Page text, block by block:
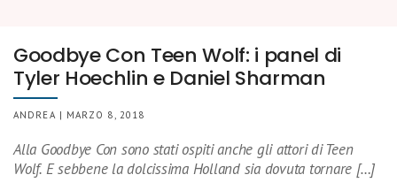
Goodbye Con Teen Wolf: i panel di
Tyler Hoechlin e Daniel Sharman
ANDREA | MARZO 8, 2018
Alla Goodbye Con sono stati ospiti anche gli attori di Teen
Wolf. E sebbene la dolcissima Holland sia dovuta tornare […]